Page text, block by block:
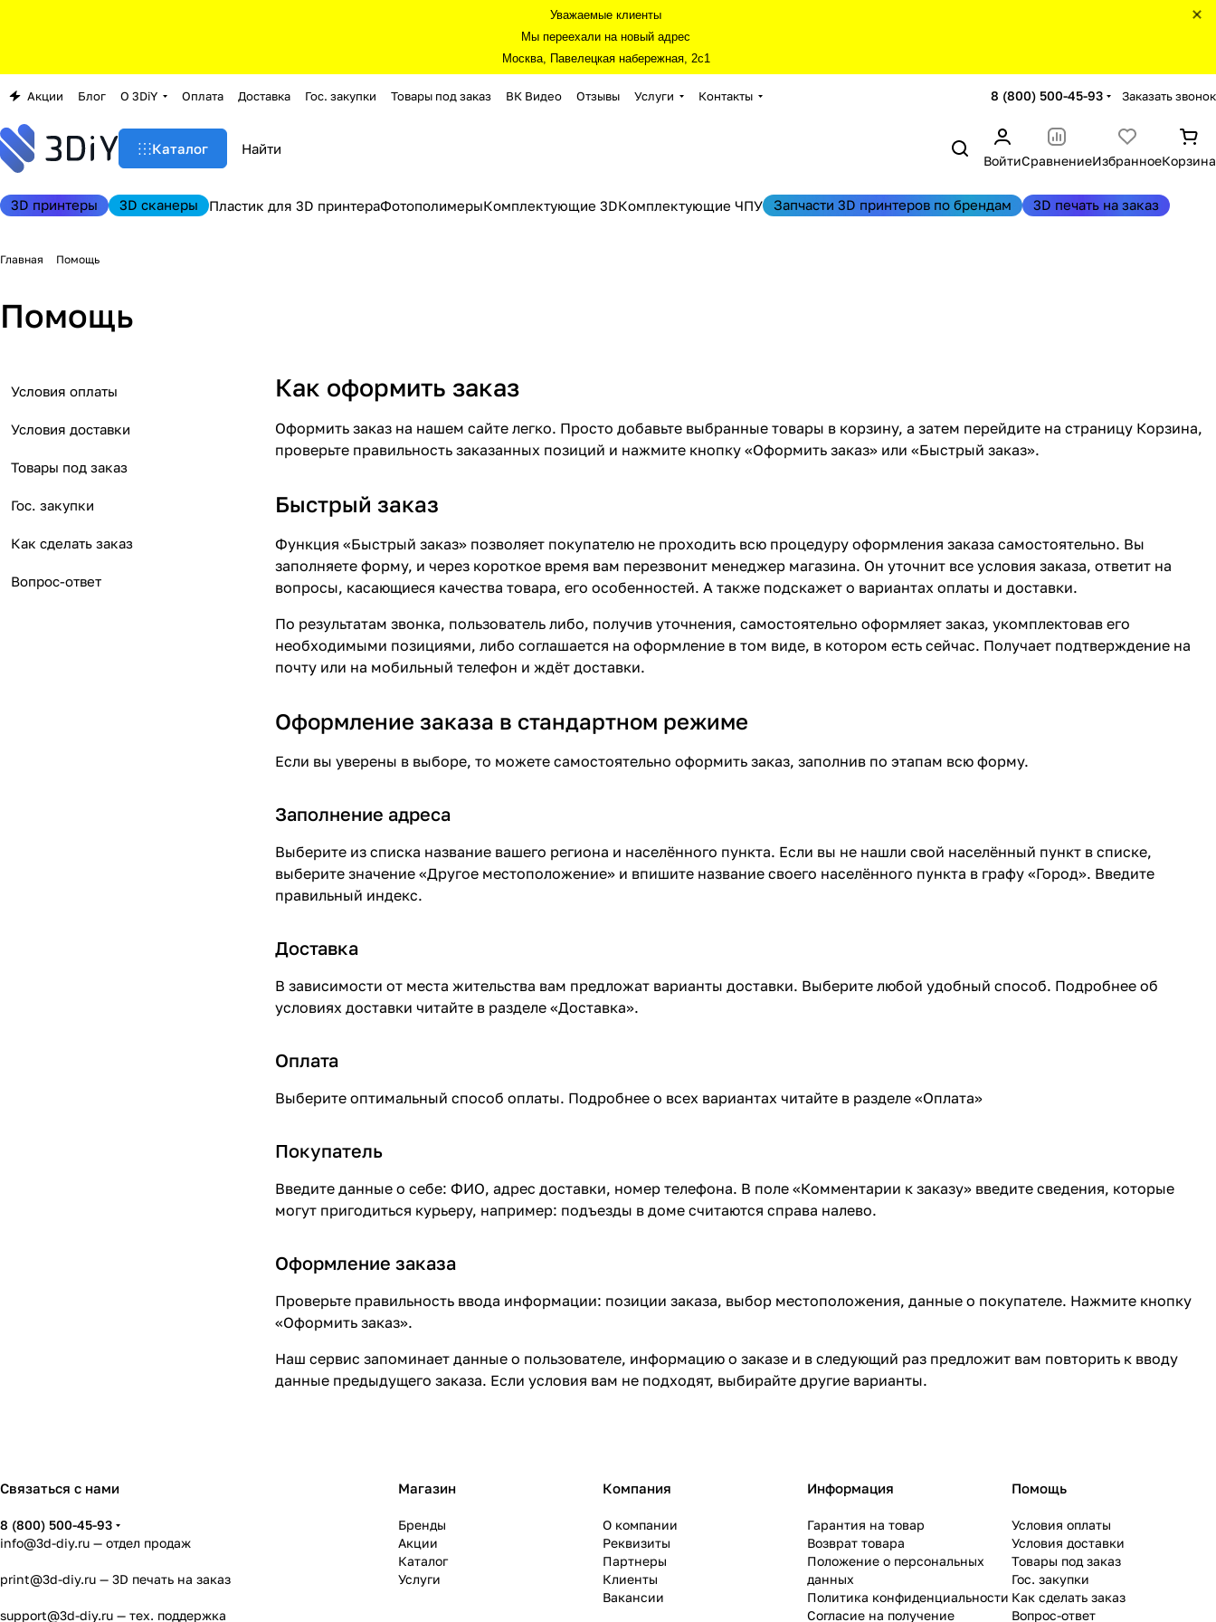
Уважаемые клиенты
Мы переехали на новый адрес
Москва, Павелецкая набережная, 2с1
Акции Блог О 3DiY Оплата Доставка Гос. закупки Товары под заказ ВК Видео Отзывы Услуги Контакты 8 (800) 500-45-93 Заказать звонок
Каталог
ВойтиСравнениеИзбранноеКорзина
3D принтеры 3D сканеры Пластик для 3D принтераФотополимерыКомплектующие 3DКомплектующие ЧПУ Запчасти 3D принтеров по брендам 3D печать на заказ
Главная Помощь
Помощь
Как оформить заказ
Оформить заказ на нашем сайте легко. Просто добавьте выбранные товары в корзину, а затем перейдите на страницу Корзина,
проверьте правильность заказанных позиций и нажмите кнопку «Оформить заказ» или «Быстрый заказ».
Быстрый заказ
Функция «Быстрый заказ» позволяет покупателю не проходить всю процедуру оформления заказа самостоятельно. Вы
заполняете форму, и через короткое время вам перезвонит менеджер магазина. Он уточнит все условия заказа, ответит на
вопросы, касающиеся качества товара, его особенностей. А также подскажет о вариантах оплаты и доставки.
По результатам звонка, пользователь либо, получив уточнения, самостоятельно оформляет заказ, укомплектовав его
необходимыми позициями, либо соглашается на оформление в том виде, в котором есть сейчас. Получает подтверждение на
почту или на мобильный телефон и ждёт доставки.
Оформление заказа в стандартном режиме
Если вы уверены в выборе, то можете самостоятельно оформить заказ, заполнив по этапам всю форму.
Заполнение адреса
Выберите из списка название вашего региона и населённого пункта. Если вы не нашли свой населённый пункт в списке,
выберите значение «Другое местоположение» и впишите название своего населённого пункта в графу «Город». Введите
правильный индекс.
Доставка
В зависимости от места жительства вам предложат варианты доставки. Выберите любой удобный способ. Подробнее об
условиях доставки читайте в разделе «Доставка».
Оплата
Выберите оптимальный способ оплаты. Подробнее о всех вариантах читайте в разделе «Оплата»
Покупатель
Введите данные о себе: ФИО, адрес доставки, номер телефона. В поле «Комментарии к заказу» введите сведения, которые
могут пригодиться курьеру, например: подъезды в доме считаются справа налево.
Оформление заказа
Проверьте правильность ввода информации: позиции заказа, выбор местоположения, данные о покупателе. Нажмите кнопку
«Оформить заказ».
Наш сервис запоминает данные о пользователе, информацию о заказе и в следующий раз предложит вам повторить к вводу
данные предыдущего заказа. Если условия вам не подходят, выбирайте другие варианты.
Условия оплаты
Условия доставки
Товары под заказ
Гос. закупки
Как сделать заказ
Вопрос-ответ
Связаться с нами
8 (800) 500-45-93
info@3d-diy.ru — отдел продаж
print@3d-diy.ru — 3D печать на заказ
support@3d-diy.ru — тех. поддержка
Магазин
Бренды
Акции
Каталог
Услуги
Компания
О компании
Реквизиты
Партнеры
Клиенты
Вакансии
Информация
Гарантия на товар
Возврат товара
Положение о персональных
данных
Политика конфиденциальности
Согласие на получение
Помощь
Условия оплаты
Условия доставки
Товары под заказ
Гос. закупки
Как сделать заказ
Вопрос-ответ